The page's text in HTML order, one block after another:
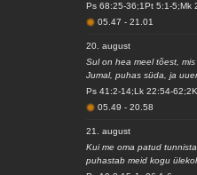
Ps 68:25-36;1Pt 5:1-5;Mk
05.47-21.01
20. august
Sul on hea meel tõest,
Jumal, puhas süda, ja
Ps 41:2-14;Lk 22:54-
05.49-20.58
21. august
Kui me oma patud
puhastab meid kogu